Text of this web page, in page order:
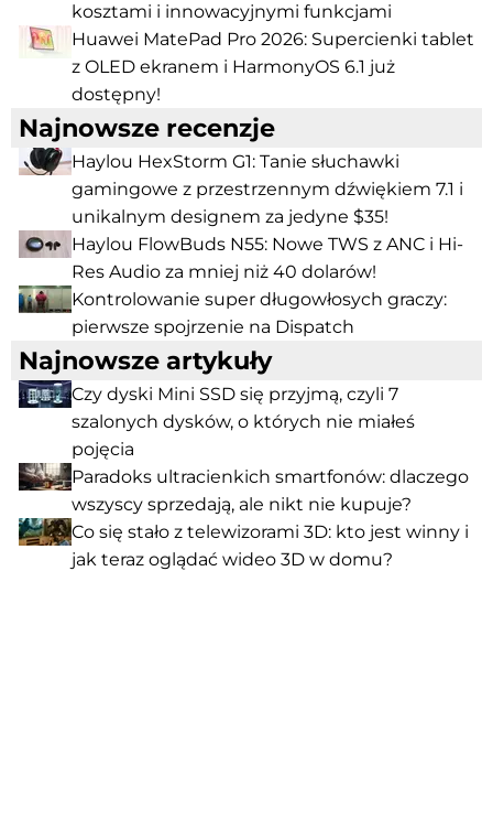
kosztami i innowacyjnymi funkcjami
Huawei MatePad Pro 2026: Supercienki tablet
z OLED ekranem i HarmonyOS 6.1 już
dostępny!
Najnowsze recenzje
Haylou HexStorm G1: Tanie słuchawki
gamingowe z przestrzennym dźwiękiem 7.1 i
unikalnym designem za jedyne $35!
Haylou FlowBuds N55: Nowe TWS z ANC i Hi-
Res Audio za mniej niż 40 dolarów!
Kontrolowanie super długowłosych graczy:
pierwsze spojrzenie na Dispatch
Najnowsze artykuły
Czy dyski Mini SSD się przyjmą, czyli 7
szalonych dysków, o których nie miałeś
pojęcia
Paradoks ultracienkich smartfonów: dlaczego
wszyscy sprzedają, ale nikt nie kupuje?
Co się stało z telewizorami 3D: kto jest winny i
jak teraz oglądać wideo 3D w domu?